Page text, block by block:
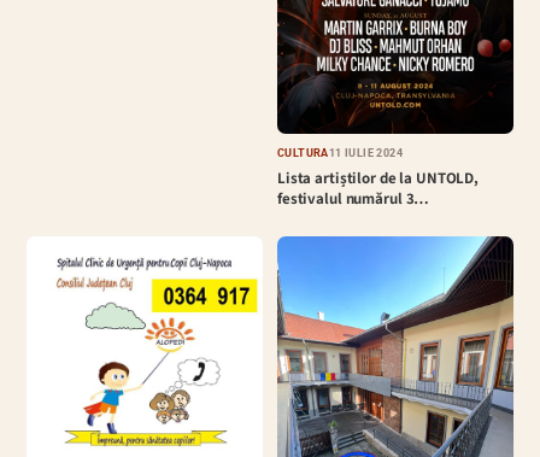
CULTURĂ11 IULIE 2024
Lista artiștilor de la UNTOLD,
festivalul numărul 3…